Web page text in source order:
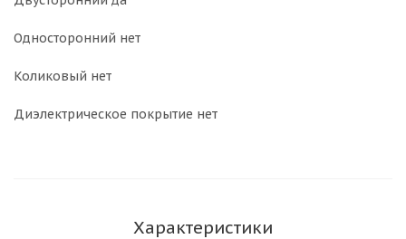
Односторонний нет
Коликовый нет
Диэлектрическое покрытие нет
Характеристики